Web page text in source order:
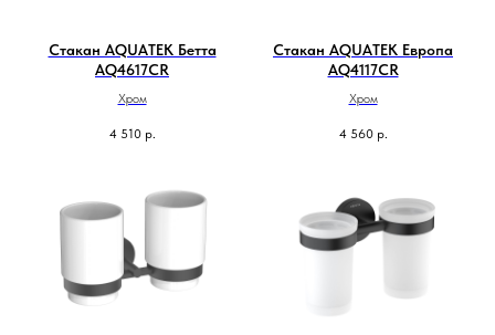
Стакан AQUATEK Бетта
AQ4617CR
Хром
4 510 р.
Стакан AQUATEK Европа
AQ4117CR
Хром
4 560 р.